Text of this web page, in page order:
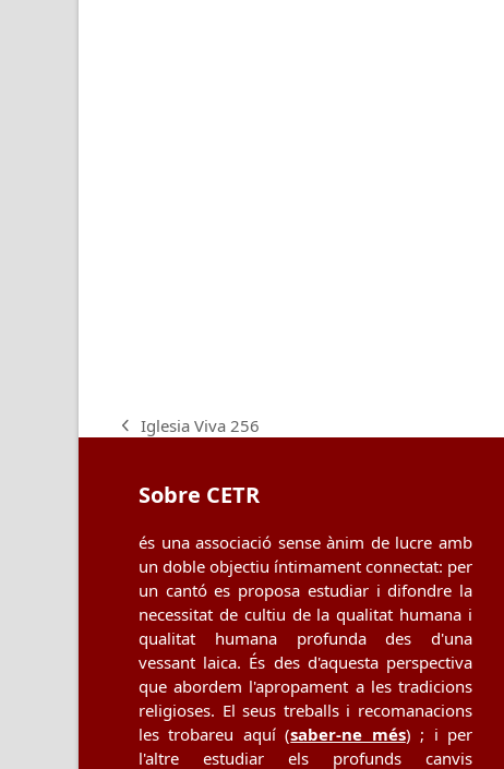
previous
Iglesia Viva 256
Sobre CETR
és una associació sense ànim de lucre amb
un doble objectiu íntimament connectat: per
un cantó es proposa estudiar i difondre la
necessitat de cultiu de la qualitat humana i
qualitat humana profunda des d'una
vessant laica. És des d'aquesta perspectiva
que abordem l'apropament a les tradicions
religioses. El seus treballs i recomanacions
les trobareu aquí (saber-ne més) ; i per
l'altre estudiar els profunds canvis